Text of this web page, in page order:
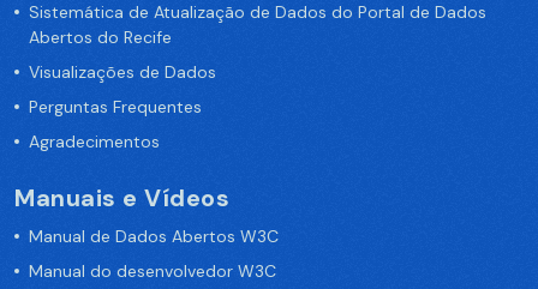
Sistemática de Atualização de Dados do Portal de Dados
Abertos do Recife
Visualizações de Dados
Perguntas Frequentes
Agradecimentos
Manuais e Vídeos
Manual de Dados Abertos W3C
Manual do desenvolvedor W3C